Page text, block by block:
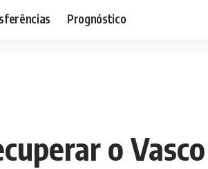
Prognóstico
o Vasco